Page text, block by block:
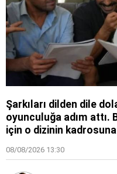
Şarkıları dilden dile
oyunculuğa adım attı.
için o dizinin kadrosuna
08/08/2026 13:30